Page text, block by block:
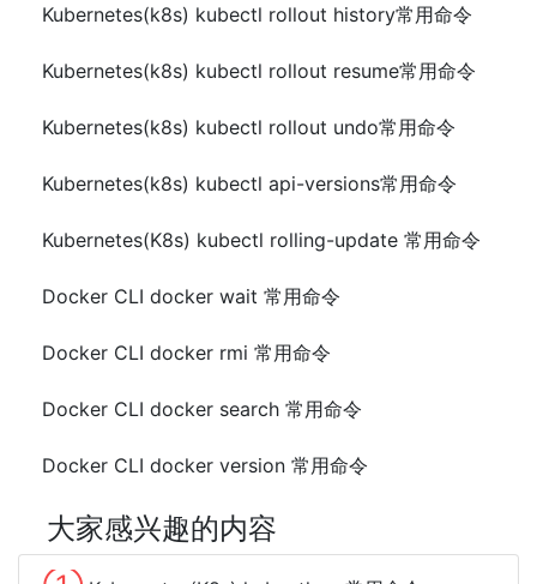
Kubernetes(k8s) kubectl rollout history常用命令
Kubernetes(k8s) kubectl rollout resume常用命令
Kubernetes(k8s) kubectl rollout undo常用命令
Kubernetes(k8s) kubectl api-versions常用命令
Kubernetes(K8s) kubectl rolling-update 常用命令
Docker CLI docker wait 常用命令
Docker CLI docker rmi 常用命令
Docker CLI docker search 常用命令
Docker CLI docker version 常用命令
大家感兴趣的内容